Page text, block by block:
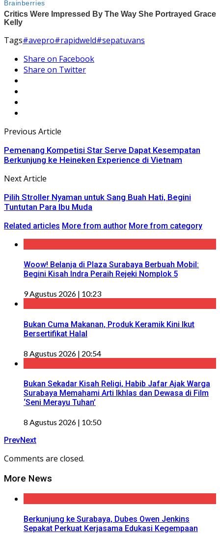
Tags#avepro#rapidweld#sepatuvans
Share on Facebook
Share on Twitter
Previous Article
Pemenang Kompetisi Star Serve Dapat Kesempatan
Berkunjung ke Heineken Experience di Vietnam
Next Article
Pilih Stroller Nyaman untuk Sang Buah Hati, Begini
Tuntutan Para Ibu Muda
Related articles More from author More from category
Woow! Belanja di Plaza Surabaya Berbuah Mobil:
Begini Kisah Indra Peraih Rejeki Nomplok 5
9 Agustus 2026 | 10:23
Bukan Cuma Makanan, Produk Keramik Kini Ikut
Bersertifikat Halal
8 Agustus 2026 | 20:54
Bukan Sekadar Kisah Religi, Habib Jafar Ajak Warga
Surabaya Memahami Arti Ikhlas dan Dewasa di Film
‘Seni Merayu Tuhan’
8 Agustus 2026 | 10:50
PrevNext
Comments are closed.
More News
Berkunjung ke Surabaya, Dubes Owen Jenkins
Sepakat Perkuat Kerjasama Edukasi Kegempaan